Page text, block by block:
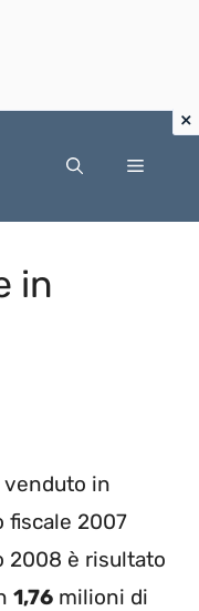
Menu
in
venduto in
fiscale 2007
2008 è risultato
1,76 milioni di